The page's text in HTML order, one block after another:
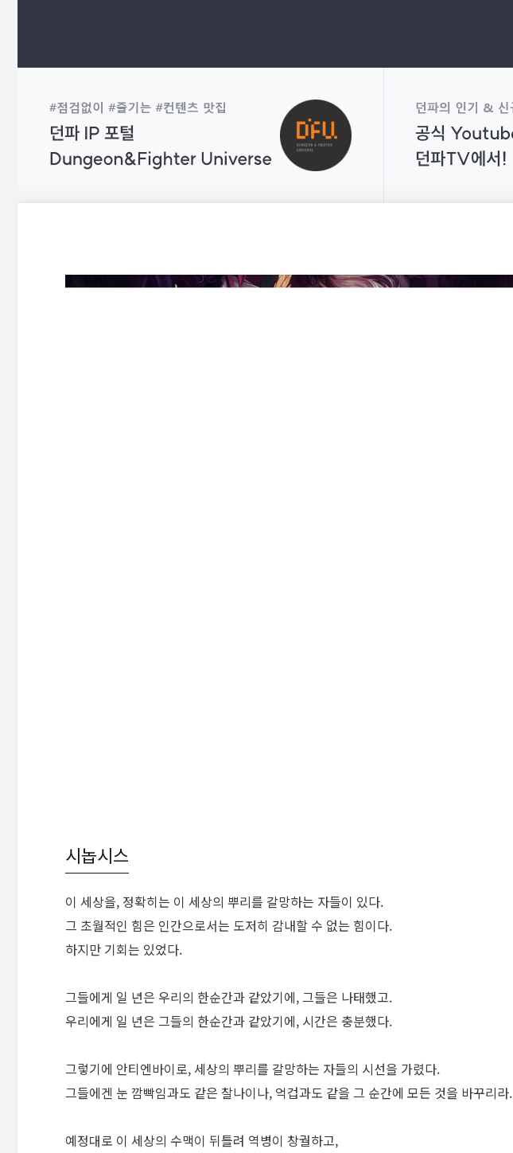
시놉시스
이 세상을, 정확히는 이 세상의 뿌리를 갈망하는 자들이 있다.
그 초월적인 힘은 인간으로서는 도저히 감내할 수 없는 힘이다.
하지만 기회는 있었다.
그들에게 일 년은 우리의 한순간과 같았기에, 그들은 나태했고.
우리에게 일 년은 그들의 한순간과 같았기에, 시간은 충분했다.
그렇기에 안티엔바이로, 세상의 뿌리를 갈망하는 자들의 시선을 가렸다.
그들에겐 눈 깜빡임과도 같은 찰나이나, 억겁과도 같을 그 순간에 모든 것을 바꾸리라.
예정대로 이 세상의 수맥이 뒤틀려 역병이 창궐하고,